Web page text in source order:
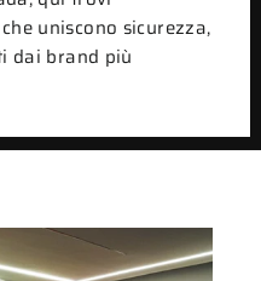
uniscono sicurezza,
dai brand più